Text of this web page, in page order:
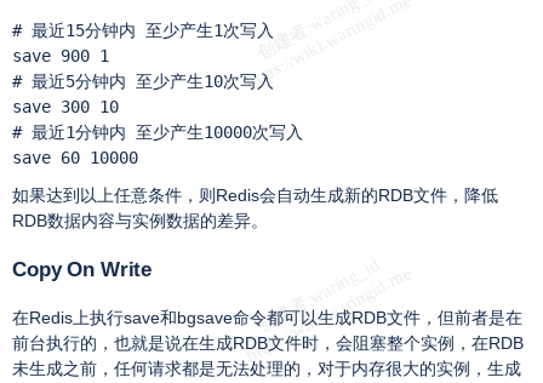
# 最近15分钟内 至少产生1次写入
save 900 1
# 最近5分钟内 至少产生10次写入
save 300 10
# 最近1分钟内 至少产生10000次写入
save 60 10000
如果达到以上任意条件，则Redis会自动生成新的RDB文件，降低
RDB数据内容与实例数据的差异。
Copy On Write
在Redis上执行save和bgsave命令都可以生成RDB文件，但前者是在
前台执行的，也就是说在生成RDB文件时，会阻塞整个实例，在RDB
未生成之前，任何请求都是无法处理的，对于内存很大的实例，生成